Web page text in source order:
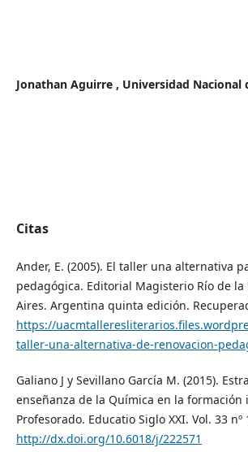
Jonathan Aguirre , Universidad Nacional
Citas
Ander, E. (2005). El taller una alternativa
pedagógica. Editorial Magisterio Río de la
Aires. Argentina quinta edición.
https://
taller-una-alternativa-de-renovacion-
Galiano J y Sevillano García M. (2015).
enseñanza de la Química en la formación
Profesorado. Educatio Siglo XXI. Vol. 33 nº
http://dx.doi.org/10.6018/j/222571